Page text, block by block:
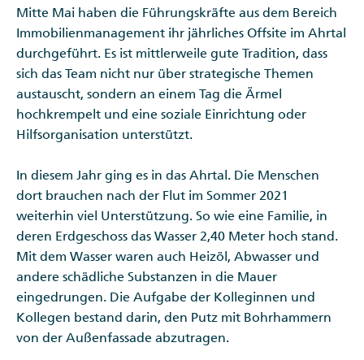
Mitte Mai haben die Führungskräfte aus dem Bereich
Immobilienmanagement ihr jährliches Offsite im Ahrtal
durchgeführt. Es ist mittlerweile gute Tradition, dass
sich das Team nicht nur über strategische Themen
austauscht, sondern an einem Tag die Ärmel
hochkrempelt und eine soziale Einrichtung oder
Hilfsorganisation unterstützt.
In diesem Jahr ging es in das Ahrtal. Die Menschen
dort brauchen nach der Flut im Sommer 2021
weiterhin viel Unterstützung. So wie eine Familie, in
deren Erdgeschoss das Wasser 2,40 Meter hoch stand.
Mit dem Wasser waren auch Heizöl, Abwasser und
andere schädliche Substanzen in die Mauer
eingedrungen. Die Aufgabe der Kolleginnen und
Kollegen bestand darin, den Putz mit Bohrhammern
von der Außenfassade abzutragen.